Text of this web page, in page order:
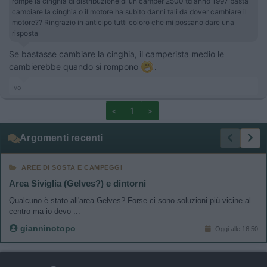
cambiare la cinghia o il motore ha subito danni tali da dover cambiare il
motore?? Ringrazio in anticipo tutti coloro che mi possano dare una
risposta
Se bastasse cambiare la cinghia, il camperista medio le
cambierebbe quando si rompono
.
Ivo
< 1 >
Argomenti recenti
AREE DI SOSTA E CAMPEGGI
Area Siviglia (Gelves?) e dintorni
Qualcuno è stato all'area Gelves? Forse ci sono soluzioni più vicine al
centro ma io devo ...
gianninotopo Oggi alle 16:50